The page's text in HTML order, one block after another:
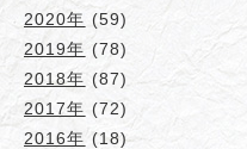
2020年 (59)
2019年 (78)
2018年 (87)
2017年 (72)
2016年 (18)